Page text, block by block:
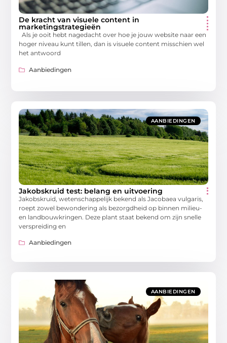
De kracht van visuele content in
marketingstrategieën
Als je ooit hebt nagedacht over hoe je jouw website naar een
hoger niveau kunt tillen, dan is visuele content misschien wel
het antwoord
Aanbiedingen
AANBIEDINGEN
Jakobskruid test: belang en uitvoering
Jakobskruid, wetenschappelijk bekend als Jacobaea vulgaris,
roept zowel bewondering als bezorgdheid op binnen milieu-
en landbouwkringen. Deze plant staat bekend om zijn snelle
verspreiding en
Aanbiedingen
AANBIEDINGEN